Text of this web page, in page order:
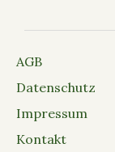
AGB
Datenschutz
Impressum
Kontakt